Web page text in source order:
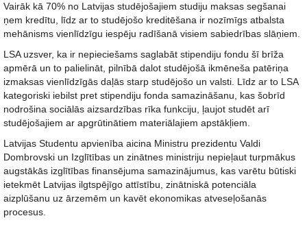
Vairāk kā 70% no Latvijas studējošajiem studiju maksas segšanai
ņem kredītu, līdz ar to studējošo kreditēšana ir nozīmīgs atbalsta
mehānisms vienlīdzīgu iespēju radīšanā visiem sabiedrības slāņiem.
LSA uzsver, ka ir nepieciešams saglabāt stipendiju fondu šī brīža
apmērā un to palielināt, pilnībā dalot studējošā ikmēneša patēriņa
izmaksas vienlīdzīgās daļās starp studējošo un valsti. Līdz ar to LSA
kategoriski iebilst pret stipendiju fonda samazināšanu, kas šobrīd
nodrošina sociālās aizsardzības rīka funkciju, ļaujot studēt arī
studējošajiem ar apgrūtinātiem materiālajiem apstākļiem.
Latvijas Studentu apvienība aicina Ministru prezidentu Valdi
Dombrovski un Izglītības un zinātnes ministriju nepieļaut turpmākus
augstākās izglītības finansējuma samazinājumus, kas varētu būtiski
ietekmēt Latvijas ilgtspējīgo attīstību, zinātniskā potenciāla
aizplūšanu uz ārzemēm un kavēt ekonomikas atveseļošanās
procesus.